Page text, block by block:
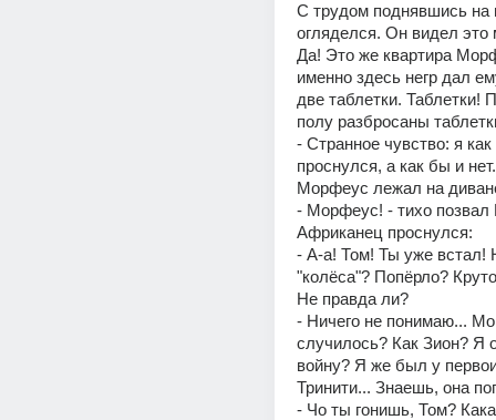
С трудом поднявшись на
огляделся. Он видел это
Да! Это же квартира
именно здесь негр дал
две таблетки. Таблетки!
полу разбросаны
- Странное чувство: я
проснулся, а как бы и
Морфеус лежал на
- Морфеус! - тихо
Африканец проснулся:
- А-а! Том! Ты уже встал!
"колёса"? Попёрло?
Не правда ли?
- Ничего не понимаю...
случилось? Как Зион? Я
войну? Я же был у
Тринити... Знаешь, она
- Чо ты гонишь, Том?